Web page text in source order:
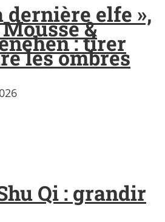
dernière elfe »,
&
: tirer
les ombres
Qi : grandir